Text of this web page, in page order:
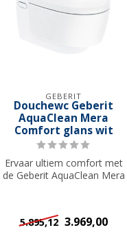
GEBERIT
Douchewc Geberit
AquaClean Mera
Comfort glans wit
Ervaar ultiem comfort met
de Geberit AquaClean Mera
5.895,12 3.969,00